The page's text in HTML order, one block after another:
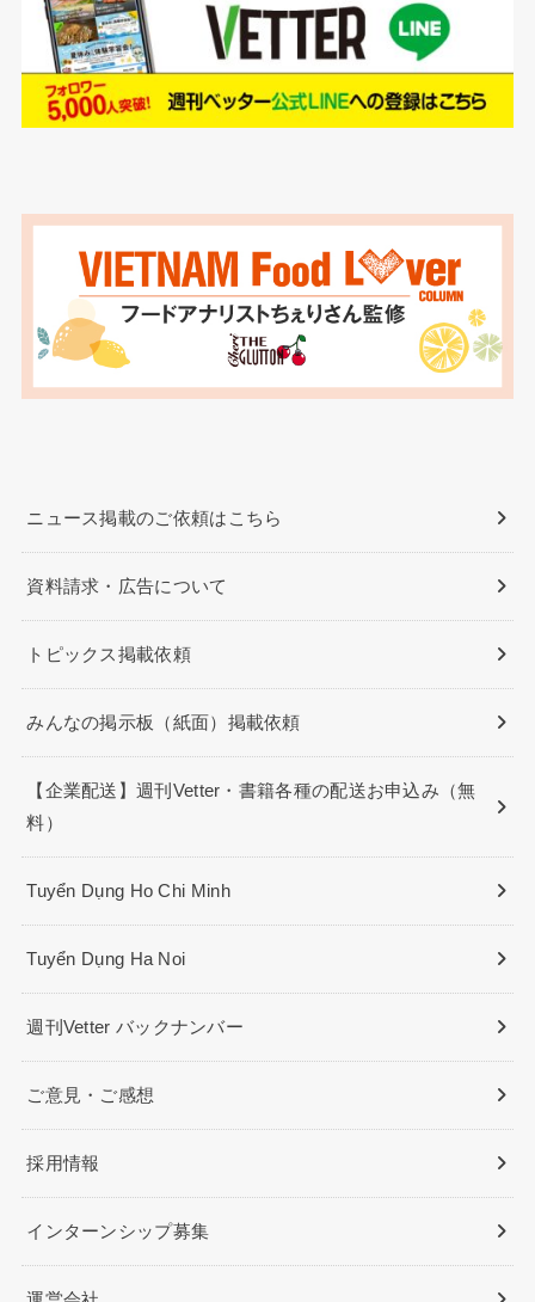
ニュース掲載のご依頼はこちら
資料請求・広告について
トピックス掲載依頼
みんなの掲示板（紙面）掲載依頼
【企業配送】週刊Vetter・書籍各種の配送お申込み（無
料）
Tuyển Dụng Ho Chi Minh
Tuyển Dụng Ha Noi
週刊Vetter バックナンバー
ご意見・ご感想
採用情報
インターンシップ募集